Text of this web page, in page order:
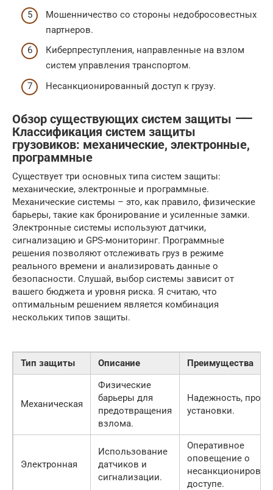
Мошенничество со стороны недобросовестных
партнеров.
Киберпреступления, направленные на взлом
систем управления транспортом.
Несанкционированный доступ к грузу.
Обзор существующих систем защиты ⸺
Классификация систем защиты
грузовиков: механические, электронные,
программные
Существует три основных типа систем защиты:
механические, электронные и программные.
Механические системы – это, как правило, физические
барьеры, такие как бронирование и усиленные замки.
Электронные системы используют датчики,
сигнализацию и GPS-мониторинг. Программные
решения позволяют отслеживать груз в режиме
реального времени и анализировать данные о
безопасности. Слушай, выбор системы зависит от
вашего бюджета и уровня риска. Я считаю, что
оптимальным решением является комбинация
нескольких типов защиты.
Тип защиты Описание Преимущества
Механическая
Физические
барьеры для
предотвращения
взлома.
Надежность,
установки.
Электронная
Использование
датчиков и
сигнализации.
Оперативное
оповещение о
доступе.